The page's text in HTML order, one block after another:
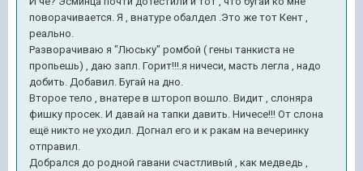
поворачивается. Я , внатуре обалдел .Это же тот Кент ,
реально.
Разворачиваю я "Люську" ромбой ( гены танкиста не
пропьешь) , даю запл. Горит!!!.я ничеси, масть легла , надо
добить. Добавил. Бугай на дно.
Второе тело , внатере в штороп вошло. Видит , слоняра
фишку просек. И давай на тапки давить. Ничесе!!! От слона
ещё никто не уходил. Догнал его и к ракам на вечеринку
отправил.
Добрался до родной гавани счастливый , как медведь ,